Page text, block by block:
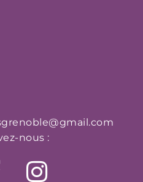
nous :